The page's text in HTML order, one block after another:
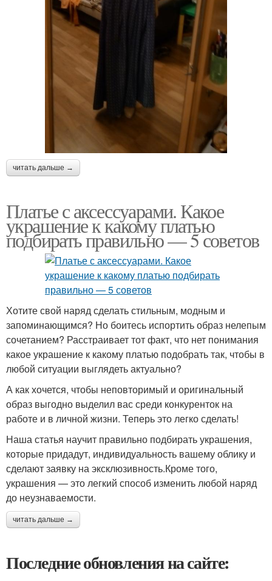
читать дальше →
Платье с аксессуарами. Какое
украшение к какому платью
подбирать правильно — 5 советов
Хотите свой наряд сделать стильным, модным и
запоминающимся? Но боитесь испортить образ нелепым
сочетанием? Расстраивает тот факт, что нет понимания
какое украшение к какому платью подобрать так, чтобы в
любой ситуации выглядеть актуально?
А как хочется, чтобы неповторимый и оригинальный
образ выгодно выделил вас среди конкуренток на
работе и в личной жизни. Теперь это легко сделать!
Наша статья научит правильно подбирать украшения,
которые придадут, индивидуальность вашему облику и
сделают заявку на эксклюзивность.Кроме того,
украшения — это легкий способ изменить любой наряд
до неузнаваемости.
читать дальше →
Последние обновления на сайте: